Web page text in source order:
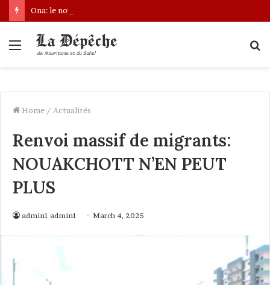
Ona: le nouveau bâtonnier installé
Menu
Home / Actualités
Renvoi massif de migrants:
NOUAKCHOTT N’EN PEUT
PLUS
admin1 admin1 March 4, 2025